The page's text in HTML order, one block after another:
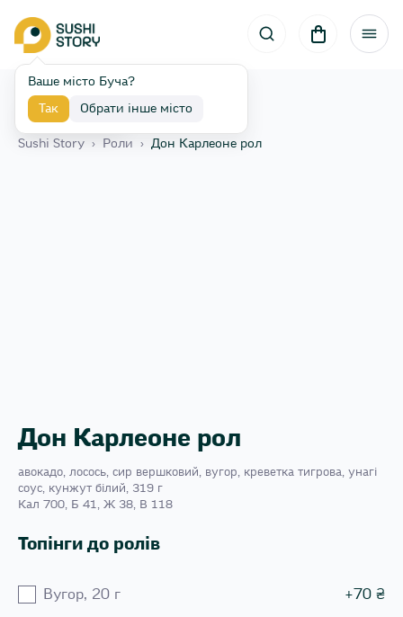
Ваше місто Буча?
Так Обрати інше місто
Назад
Sushi Story › Роли › Дон Карлеоне рол
Дон Карлеоне рол
авокадо, лосось, сир вершковий, вугор, креветка тигрова, унагі
соус, кунжут білий, 319 г
Кал 700, Б 41, Ж 38, В 118
Топінги до ролів
Вугор, 20 г +70 ₴